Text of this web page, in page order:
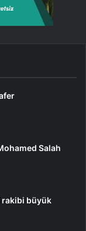
Salah
rakibi büyük